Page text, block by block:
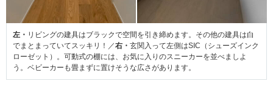
左・ リビングの建具はブラックで空間を引き締めます。その他の建具は白
でまとまっていてスッキリ！／右・ 玄関入って左側はSIC（シューズインク
ローゼット）。可動式の棚には、お気に入りのスニーカーを並べましよ
う。ベビーカーも畳まずに置けそうな広さがあります。